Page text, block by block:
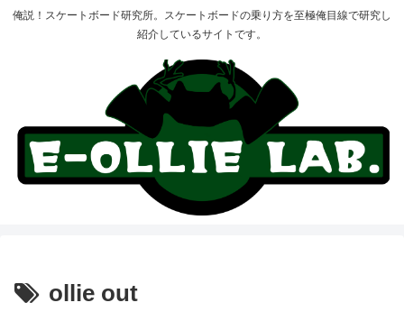
俺説！スケートボード研究所。スケートボードの乗り方を至極俺目線で研究し
紹介しているサイトです。
ollie out